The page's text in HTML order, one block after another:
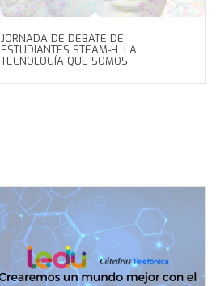
JORNADA DE DEBATE DE
ESTUDIANTES STEAM-H. LA
TECNOLOGÍA QUE SOMOS